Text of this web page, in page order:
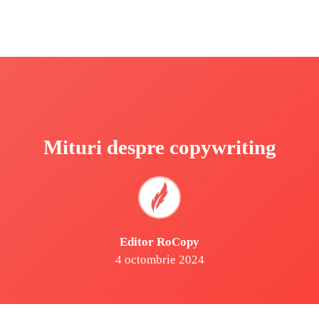
Mituri despre copywriting
Editor RoCopy
4 octombrie 2024